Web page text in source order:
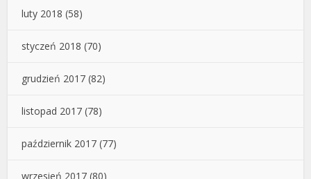
luty 2018 (58)
styczeń 2018 (70)
grudzień 2017 (82)
listopad 2017 (78)
październik 2017 (77)
wrzesień 2017 (80)